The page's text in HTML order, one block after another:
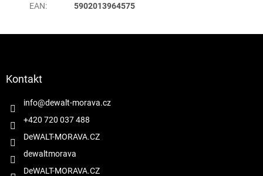
EAN: 5902013964575
Kontakt
info@dewalt-morava.cz
+420 720 037 488
DeWALT-MORAVA.CZ
dewaltmorava
DeWALT-MORAVA.CZ